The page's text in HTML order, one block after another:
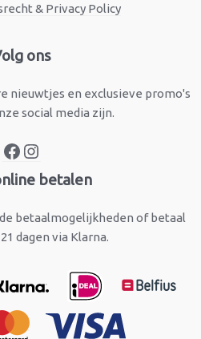
& Privacy Policy
ons
nieuwtjes en exclusieve promo's
social media zijn.
Facebook
betalen
betaalmogelijkheden of betaal
dagen via Klarna.